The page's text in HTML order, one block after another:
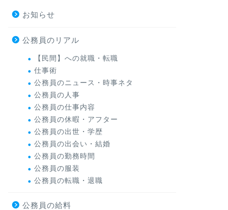
お知らせ
公務員のリアル
【民間】への就職・転職
仕事術
公務員のニュース・時事ネタ
公務員の人事
公務員の仕事内容
公務員の休暇・アフター
公務員の出世・学歴
公務員の出会い・結婚
公務員の勤務時間
公務員の服装
公務員の転職・退職
公務員の給料